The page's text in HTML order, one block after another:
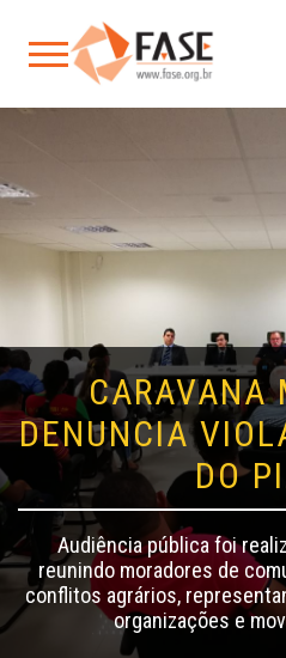
CARAVANA
DENUNCIA
DO
Audiência pública foi
reunindo moradores de
conflitos agrários,
organizações e